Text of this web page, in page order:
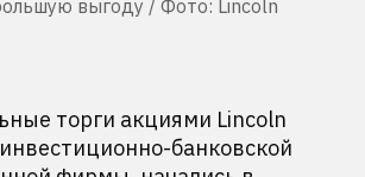
выгоду / Фото: Lincoln
торги акциями Lincoln
банковской